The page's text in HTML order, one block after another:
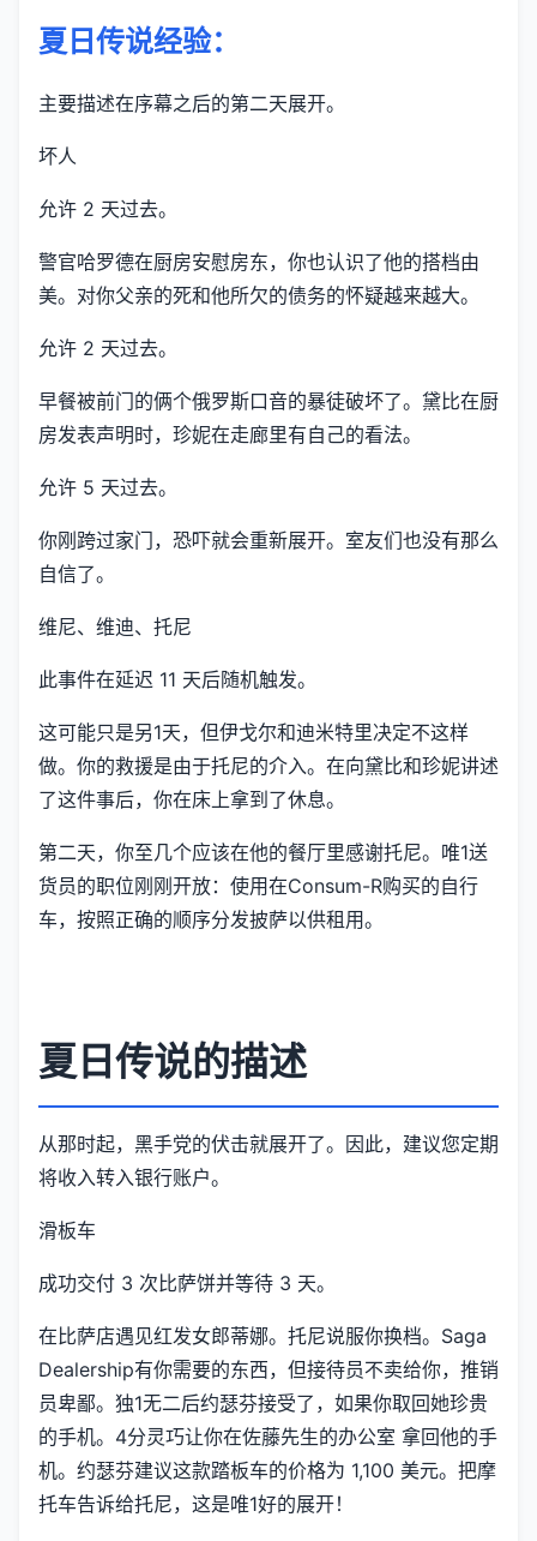
夏日传说经验：
主要描述在序幕之后的第二天展开。
坏人
允许 2 天过去。
警官哈罗德在厨房安慰房东，你也认识了他的搭档由
美。对你父亲的死和他所欠的债务的怀疑越来越大。
允许 2 天过去。
早餐被前门的俩个俄罗斯口音的暴徒破坏了。黛比在厨
房发表声明时，珍妮在走廊里有自己的看法。
允许 5 天过去。
你刚跨过家门，恐吓就会重新展开。室友们也没有那么
自信了。
维尼、维迪、托尼
此事件在延迟 11 天后随机触发。
这可能只是另1天，但伊戈尔和迪米特里决定不这样
做。你的救援是由于托尼的介入。在向黛比和珍妮讲述
了这件事后，你在床上拿到了休息。
第二天，你至几个应该在他的餐厅里感谢托尼。唯1送
货员的职位刚刚开放：使用在Consum-R购买的自行
车，按照正确的顺序分发披萨以供租用。
夏日传说的描述
从那时起，黑手党的伏击就展开了。因此，建议您定期
将收入转入银行账户。
滑板车
成功交付 3 次比萨饼并等待 3 天。
在比萨店遇见红发女郎蒂娜。托尼说服你换档。Saga
Dealership有你需要的东西，但接待员不卖给你，推销
员卑鄙。独1无二后约瑟芬接受了，如果你取回她珍贵
的手机。4分灵巧让你在佐藤先生的办公室 拿回他的手
机。约瑟芬建议这款踏板车的价格为 1,100 美元。把摩
托车告诉给托尼，这是唯1好的展开！